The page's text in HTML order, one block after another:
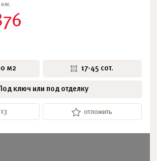
км.
м2 17-45 сот.
Под ключ или под отделку
отложить